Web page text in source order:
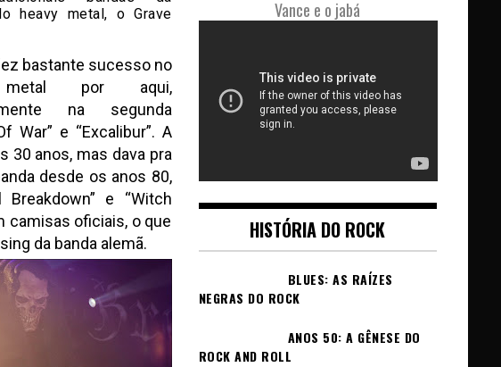
heavy metal, o Grave
bastante sucesso no
por aqui,
na segunda
War” e “Excalibur”. A
30 anos, mas dava pra
desde os anos 80,
e “Witch
camisas oficiais, o que
da banda alemã.
Vance e o jabá
HISTÓRIA DO ROCK
BLUES: AS RAÍZES
NEGRAS DO ROCK
ANOS 50: A GÊNESE DO
ROCK AND ROLL